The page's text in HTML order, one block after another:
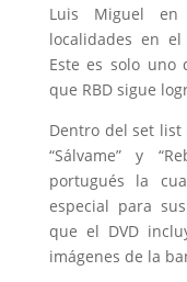
Luis Miguel
localidades en
Este es solo uno
que RBD sigue
Dentro del set list
“Sálvame” y
portugués la
especial para
que el DVD
imágenes de la